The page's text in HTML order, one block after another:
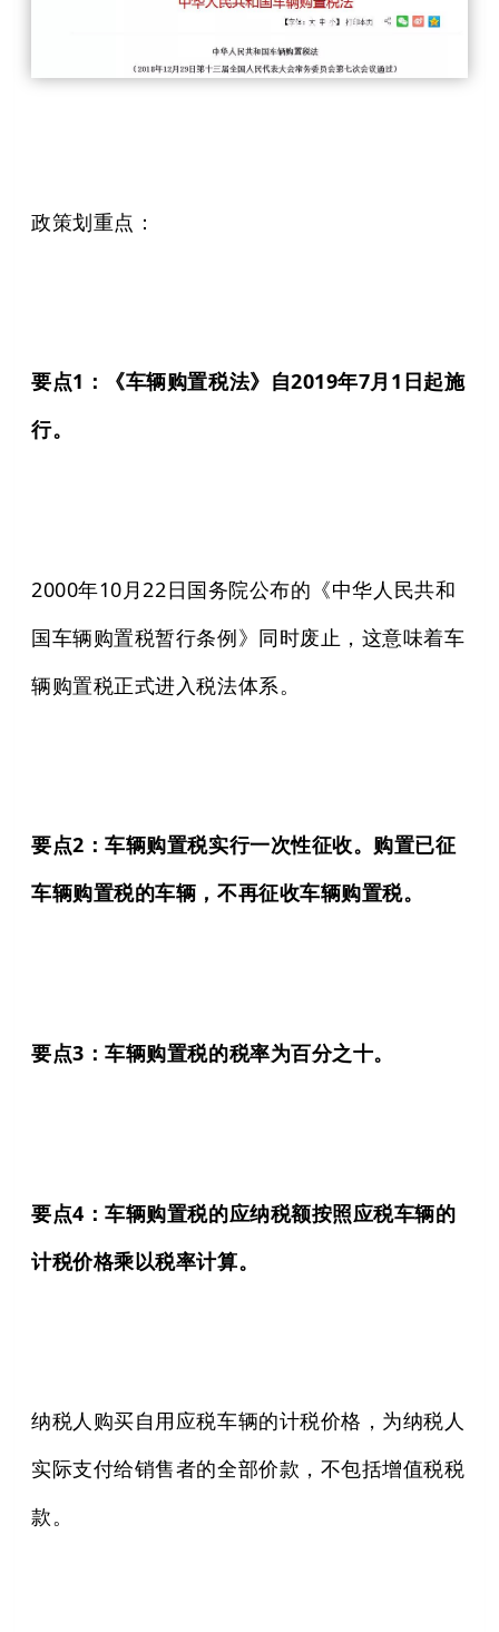
政策划重点：
要点1：《车辆购置税法》自2019年7月1日起施
行。
2000年10月22日国务院公布的《中华人民共和
国车辆购置税暂行条例》同时废止，这意味着车
辆购置税正式进入税法体系。
要点2：车辆购置税实行一次性征收。购置已征
车辆购置税的车辆，不再征收车辆购置税。
要点3：车辆购置税的税率为百分之十。
要点4：车辆购置税的应纳税额按照应税车辆的
计税价格乘以税率计算。
纳税人购买自用应税车辆的计税价格，为纳税人
实际支付给销售者的全部价款，不包括增值税税
款。